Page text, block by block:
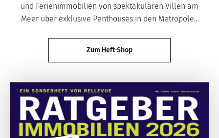
und Ferienimmobilien von spektakulären Villen am
Meer über exklusive Penthouses in den Metropolen
Zum Heft-Shop